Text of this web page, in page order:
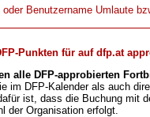
Benutzername Umlaute
Punkten für auf dfp.at
alle DFP-approbierten
im DFP-Kalender als auch
ist, dass die Buchung mit
der Organisation erfolgt.